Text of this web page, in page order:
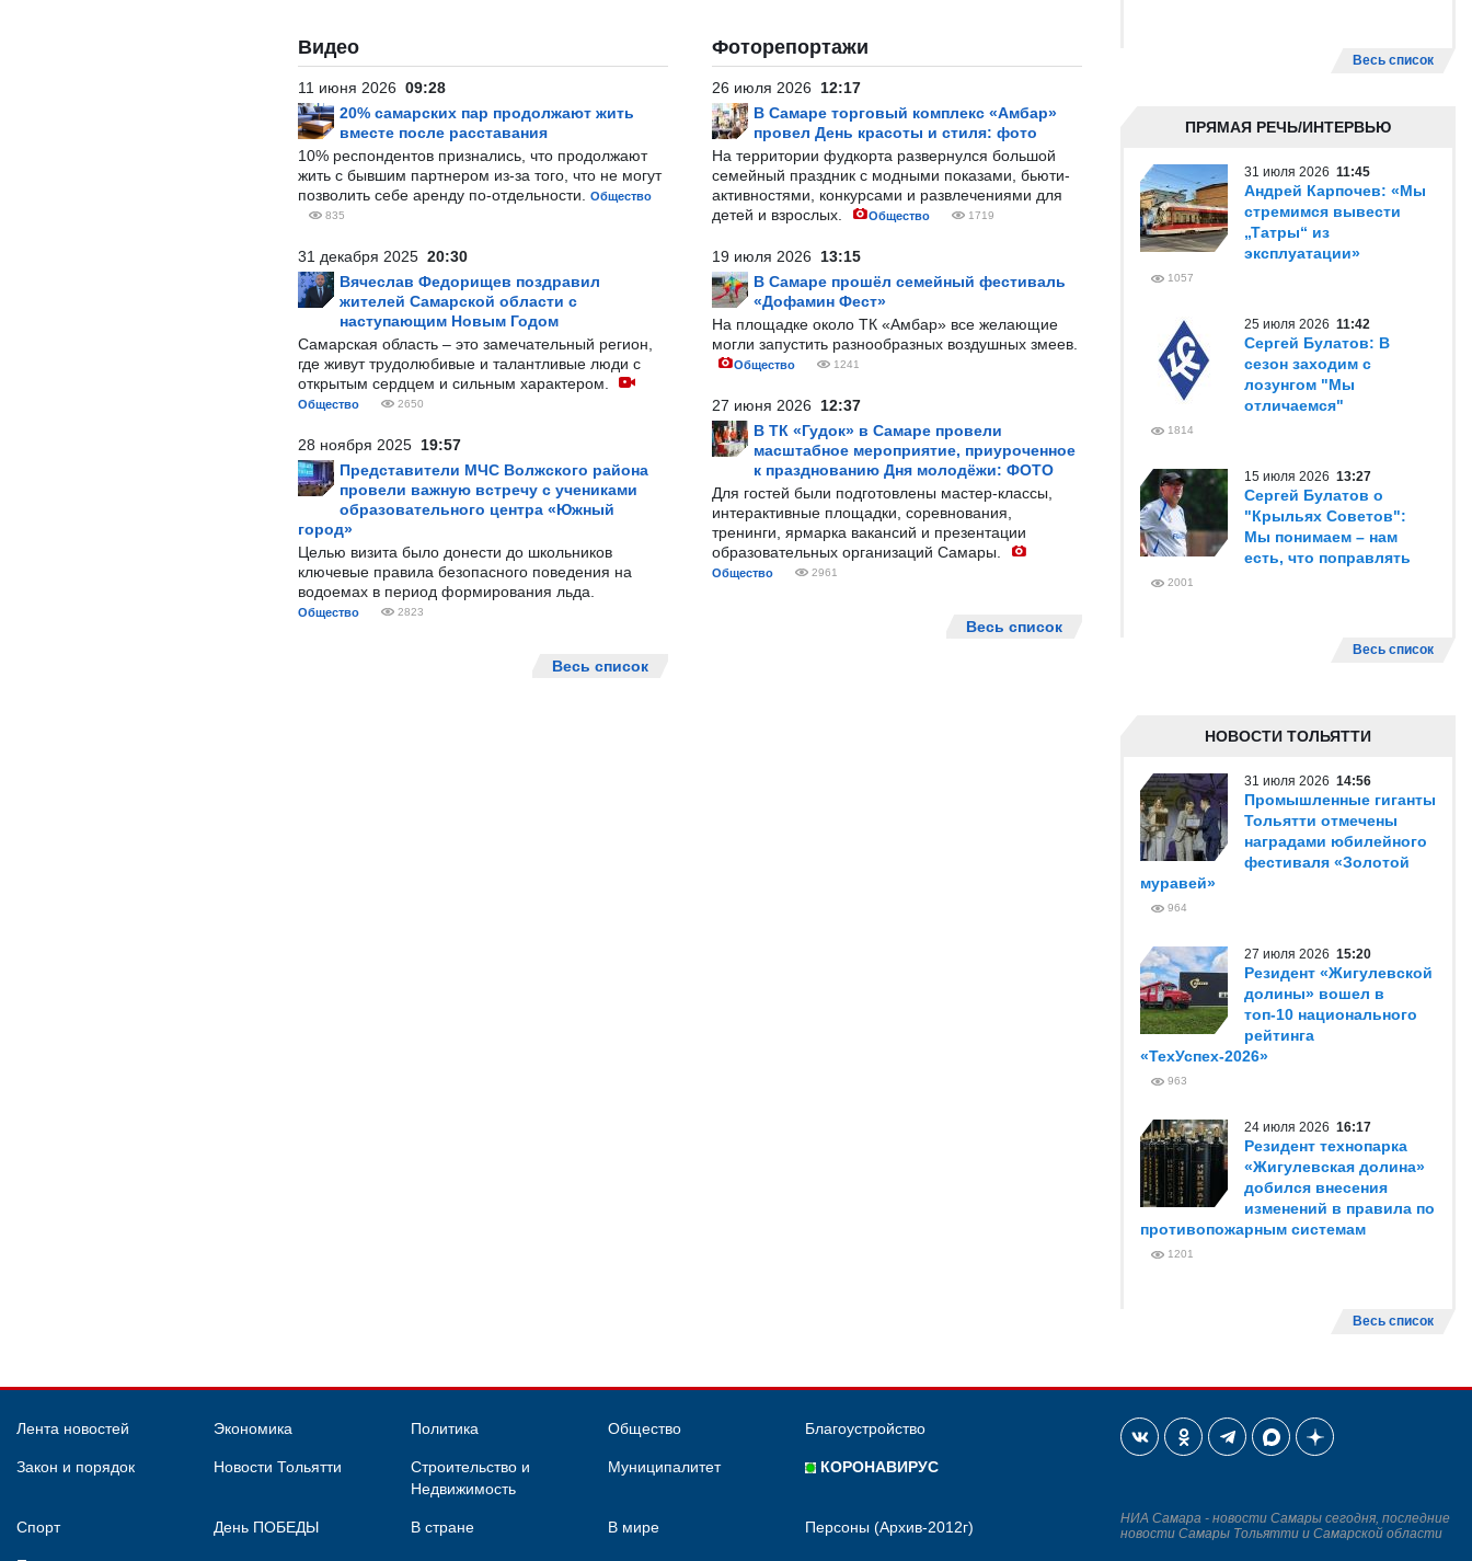
Видео
11 июня 2026 09:28
20% самарских пар продолжают жить
вместе после расставания
10% респондентов признались, что продолжают
жить с бывшим партнером из-за того, что не могут
позволить себе аренду по-отдельности.
Общество
835
31 декабря 2025 20:30
Вячеслав Федорищев поздравил
жителей Самарской области с
наступающим Новым Годом
Самарская область – это замечательный регион,
где живут трудолюбивые и талантливые люди с
открытым сердцем и сильным характером.
Общество 2650
28 ноября 2025 19:57
Представители МЧС Волжского района
провели важную встречу с учениками
образовательного центра «Южный
город»
Целью визита было донести до школьников
ключевые правила безопасного поведения на
водоемах в период формирования льда.
Общество 2823
Весь список
Фоторепортажи
26 июля 2026 12:17
В Самаре торговый комплекс «Амбар»
провел День красоты и стиля: фото
На территории фудкорта развернулся большой
семейный праздник с модными показами, бьюти-
активностями, конкурсами и развлечениями для
детей и взрослых.
Общество 1719
19 июля 2026 13:15
В Самаре прошёл семейный фестиваль
«Дофамин Фест»
На площадке около ТК «Амбар» все желающие
могли запустить разнообразных воздушных змеев.
Общество 1241
27 июня 2026 12:37
В ТК «Гудок» в Самаре провели
масштабное мероприятие, приуроченное
к празднованию Дня молодёжи: ФОТО
Для гостей были подготовлены мастер-классы,
интерактивные площадки, соревнования,
тренинги, ярмарка вакансий и презентации
образовательных организаций Самары.
Общество 2961
Весь список
Весь список
ПРЯМАЯ РЕЧЬ/ИНТЕРВЬЮ
31 июля 2026 11:45
Андрей Карпочев: «Мы
стремимся вывести
„Татры“ из
эксплуатации»
1057
25 июля 2026 11:42
Сергей Булатов: В
сезон заходим с
лозунгом "Мы
отличаемся"
1814
15 июля 2026 13:27
Сергей Булатов о
"Крыльях Советов":
Мы понимаем – нам
есть, что поправлять
2001
Весь список
НОВОСТИ ТОЛЬЯТТИ
31 июля 2026 14:56
Промышленные гиганты
Тольятти отмечены
наградами юбилейного
фестиваля «Золотой
муравей»
964
27 июля 2026 15:20
Резидент «Жигулевской
долины» вошел в
топ-10 национального
рейтинга
«ТехУспех-2026»
963
24 июля 2026 16:17
Резидент технопарка
«Жигулевская долина»
добился внесения
изменений в правила по
противопожарным системам
1201
Весь список
Лента новостей Экономика Политика Общество Благоустройство
Закон и порядок Новости Тольятти
Строительство и
Недвижимость
Муниципалитет КОРОНАВИРУС
Спорт День ПОБЕДЫ В стране В мире Персоны (Архив-2012г)
НИА Самара - новости Самары сегодня, последние
новости Самары Тольятти и Самарской области